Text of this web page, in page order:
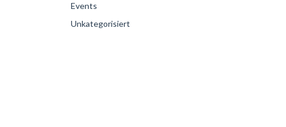
Events
Unkategorisiert